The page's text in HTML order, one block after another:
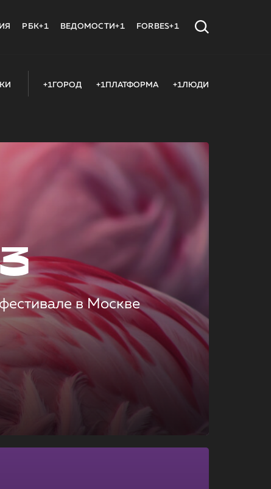
РБК+1 ВЕДОМОСТИ+1 FORBES+1
+1ГОРОД +1ПЛАТФОРМА +1ЛЮДИ
в Москве